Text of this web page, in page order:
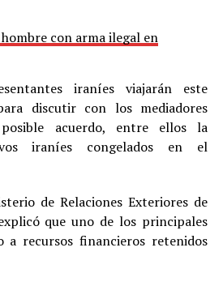
con arma ilegal en
iraníes viajarán este
discutir con los mediadores
acuerdo, entre ellos la
iraníes congelados en el
de Relaciones Exteriores de
que uno de los principales
a recursos financieros retenidos